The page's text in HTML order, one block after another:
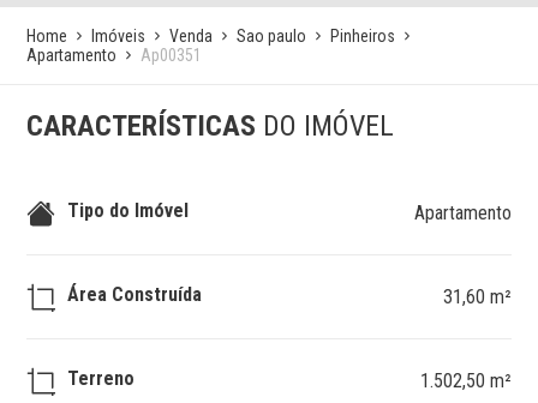
Home Imóveis Venda Sao paulo
Pinheiros
Apartamento
Ap00351
CARACTERÍSTICAS DO IMÓVEL
Tipo do Imóvel Apartamento
Área Construída 31,60 m²
Terreno 1.502,50 m²